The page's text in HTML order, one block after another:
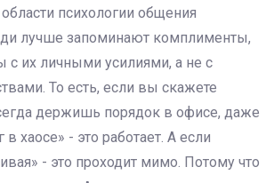
психологии общения
лучше запоминают комплименты,
с их личными усилиями, а не с
То есть, если вы скажете
держишь порядок в офисе, даже
в хаосе» - это работает. А если
- это проходит мимо. Потому что